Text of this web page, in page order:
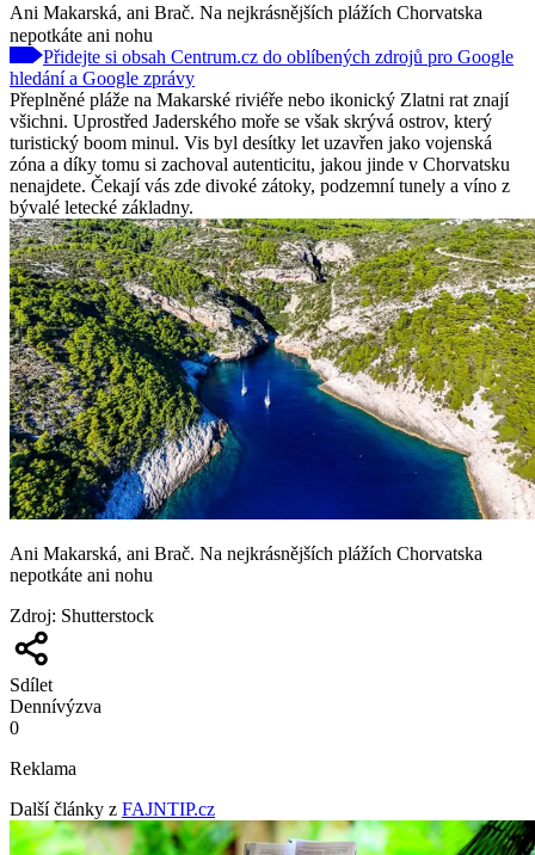
Ani Makarská, ani Brač. Na nejkrásnějších plážích Chorvatska
nepotkáte ani nohu
Přidejte si obsah Centrum.cz do oblíbených zdrojů pro Google
hledání a Google zprávy
Přeplněné pláže na Makarské riviéře nebo ikonický Zlatni rat znají
všichni. Uprostřed Jaderského moře se však skrývá ostrov, který
turistický boom minul. Vis byl desítky let uzavřen jako vojenská
zóna a díky tomu si zachoval autenticitu, jakou jinde v Chorvatsku
nenajdete. Čekají vás zde divoké zátoky, podzemní tunely a víno z
bývalé letecké základny.
Ani Makarská, ani Brač. Na nejkrásnějších plážích Chorvatska
nepotkáte ani nohu
Zdroj: Shutterstock
Sdílet
Dennívýzva
0
Reklama
Další články z FAJNTIP.cz